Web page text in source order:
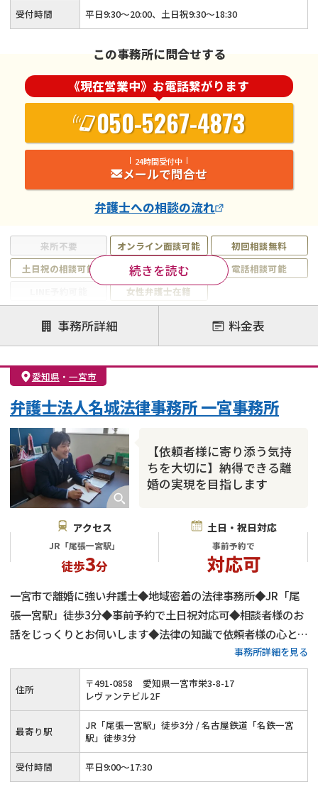
来所不要 オンライン面談可能
初回相談無料
土日祝の相談可能
19時以降電話可能
電話相談可能
女性弁護士在籍
注力案件
離婚前相談
離婚調停
離婚裁判
親権・面会交流権
DV
モラハラ
不貞・不倫慰謝料請求
財産分与
内縁の夫婦 熟年離婚
続きを読む
受付時間 平日9:30～20:00、土日祝9:30～18:30
この事務所に問合せする
《現在営業中》お電話繋がります
050-5267-4873
24時間受付中
メールで問合せ
弁護士への相談の流れ
事務所詳細 料金表
愛知県 ・ 一宮市
【依頼者様に寄り添う気持
ちを大切に】納得できる離
婚の実現を目指します
弁護士法人名城法律事務所 一宮事務所
アクセス
JR「尾張一宮駅」
徒歩3分
土日・祝日対応
事前予約で
対応可
一宮市で離婚に強い弁護士◆地域密着の法律事務所◆JR「尾
張一宮駅」徒歩3分◆事前予約で土日祝対応可◆相談者様のお
話をじっくりとお伺いします◆法律の知識で依頼者様の心と権
事務所詳細を見る
住所 〒491-0858
愛知県一宮市栄3-8-17
レヴァンテビル2F
最寄り駅
JR「尾張一宮駅」徒歩3分 / 名古屋鉄道「名鉄一宮
駅」徒歩3分
受付時間 平日9:00〜17:30